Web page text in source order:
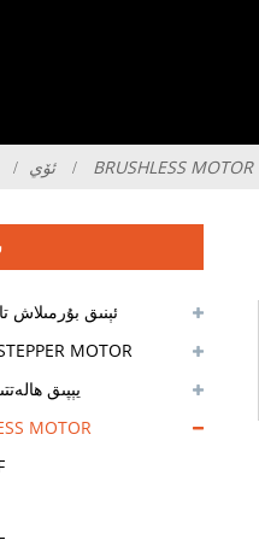
ئۆي BRUSHLESS MOTOR
ئېنىق بۇرمىلاش
MOTOR
يېپىق
MOTOR